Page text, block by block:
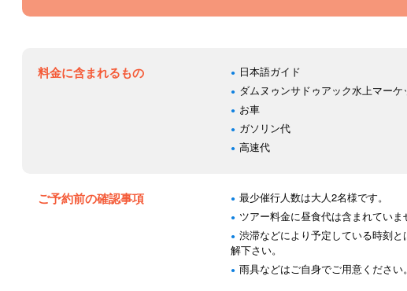
料金に含まれるもの
日本語ガイド
ダムヌゥンサドゥアック水上マー
お車
ガソリン代
高速代
ご予約前の確認事項
最少催行人数は大人2名様です。
ツアー料金に昼食代は含まれていま
渋滞などにより予定している時刻
解下さい。
雨具などはご自身でご用意ください